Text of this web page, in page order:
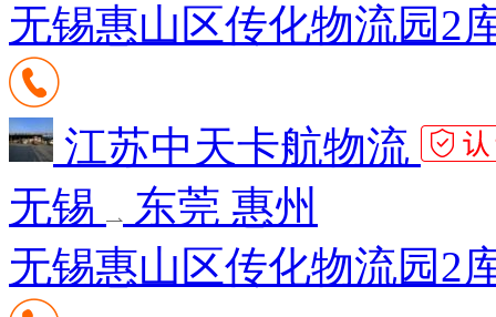
无锡惠山区传化物流园2
江苏中天卡航物流
无锡
东莞 惠州
无锡惠山区传化物流园2